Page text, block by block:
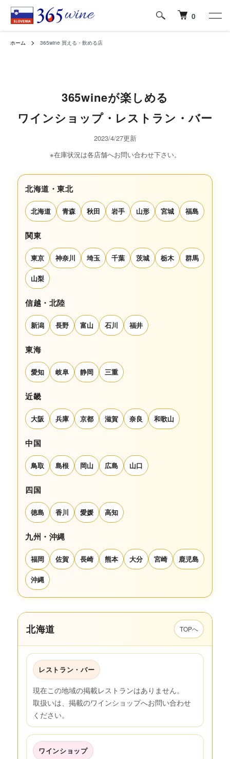
0
ホーム 365wine 買える・飲める店
365wineが楽しめる
ワインショップ・レストラン・バー
2023/4/27更新
※在庫状況は各店舗へお問い合わせ下さい。
北海道・東北
北海道 青森 秋田 岩手 山形 宮城 福島
関東
東京 神奈川 埼玉 千葉 茨城 栃木 群馬
山梨
信越・北陸
新潟 長野 富山 石川 福井
東海
愛知 岐阜 静岡 三重
近畿
大阪 兵庫 京都 滋賀 奈良 和歌山
中国
鳥取 島根 岡山 広島 山口
四国
徳島 香川 愛媛 高知
九州・沖縄
福岡 佐賀 長崎 熊本 大分 宮崎 鹿児島
沖縄
北海道 TOPへ
レストラン・バー
現在この地域の掲載レストランはありません。
取扱いは、掲載のワインショップへお問い合わせ
ください。
ワインショップ